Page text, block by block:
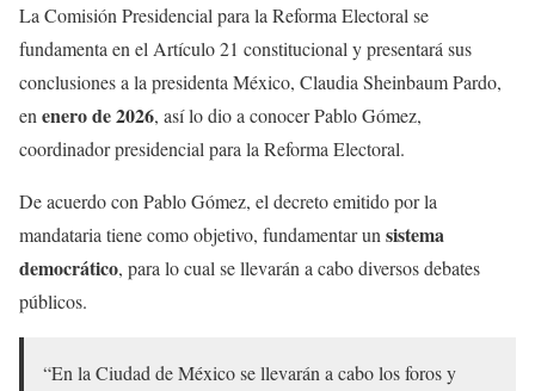
La Comisión Presidencial para la Reforma Electoral se
fundamenta en el Artículo 21 constitucional y presentará sus
conclusiones a la presidenta México, Claudia Sheinbaum Pardo,
en enero de 2026, así lo dio a conocer Pablo Gómez,
coordinador presidencial para la Reforma Electoral.
De acuerdo con Pablo Gómez, el decreto emitido por la
mandataria tiene como objetivo, fundamentar un sistema
democrático, para lo cual se llevarán a cabo diversos debates
públicos.
“En la Ciudad de México se llevarán a cabo los foros y